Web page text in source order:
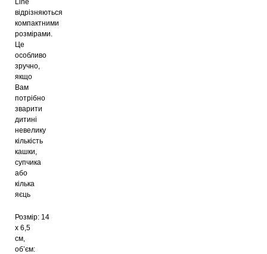
Line
відрізняються
компактними
розмірами.
Це
особливо
зручно,
якщо
Вам
потрібно
зварити
дитині
невелику
кількість
кашки,
супчика
або
кілька
яєць
Розмір: 14
х 6,5
см,
об’єм: